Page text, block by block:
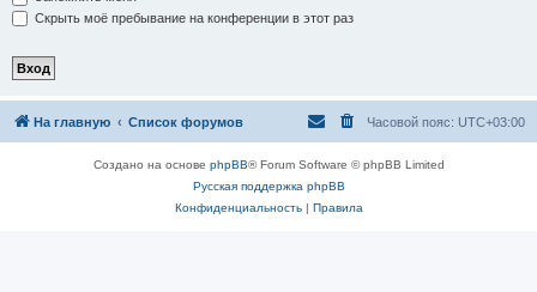
Скрыть моё пребывание на конференции в этот раз
На главную Список форумов Часовой пояс: UTC+03:00
Создано на основе phpBB® Forum Software © phpBB Limited
Русская поддержка phpBB
Конфиденциальность| Правила